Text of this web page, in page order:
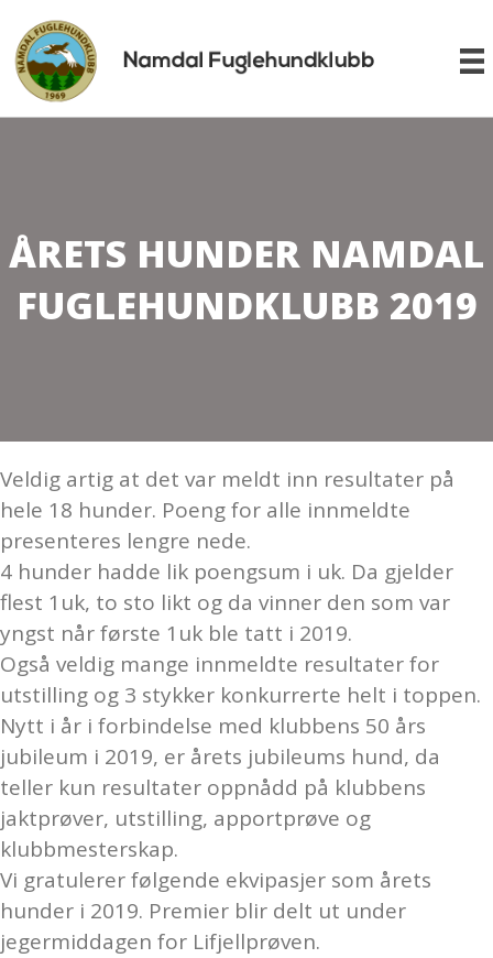
ÅRETS HUNDER NAMDAL
FUGLEHUNDKLUBB 2019
Veldig artig at det var meldt inn resultater på
hele 18 hunder. Poeng for alle innmeldte
presenteres lengre nede.
4 hunder hadde lik poengsum i uk. Da gjelder
flest 1uk, to sto likt og da vinner den som var
yngst når første 1uk ble tatt i 2019.
Også veldig mange innmeldte resultater for
utstilling og 3 stykker konkurrerte helt i toppen.
Nytt i år i forbindelse med klubbens 50 års
jubileum i 2019, er årets jubileums hund, da
teller kun resultater oppnådd på klubbens
jaktprøver, utstilling, apportprøve og
klubbmesterskap.
Vi gratulerer følgende ekvipasjer som årets
hunder i 2019. Premier blir delt ut under
jegermiddagen for Lifjellprøven.